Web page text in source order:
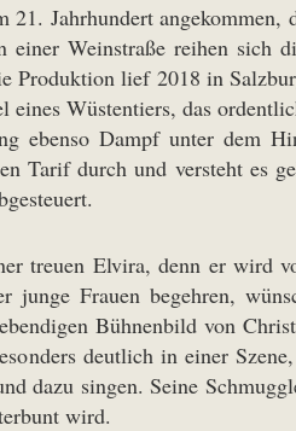
Jahrhundert
einer Weinstraße reihen sich
Produktion lief 2018 in
eines Wüstentiers, das
ebenso Dampf unter dem
Tarif durch und versteht es
treuen Elvira, denn er wird
junge Frauen begehren,
Bühnenbild von
deutlich in einer
dazu singen. Seine
wird.